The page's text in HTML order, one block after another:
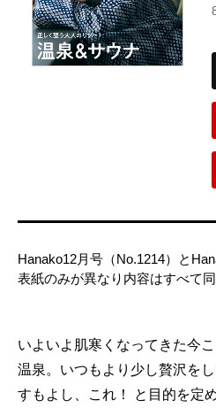
Hanako12月号（No.1214）と
表紙のみが異なり内容はすべて同
いよいよ肌寒くなってきた今
温泉。いつもより少し贅沢を
すもよし、これ！ と目的を定